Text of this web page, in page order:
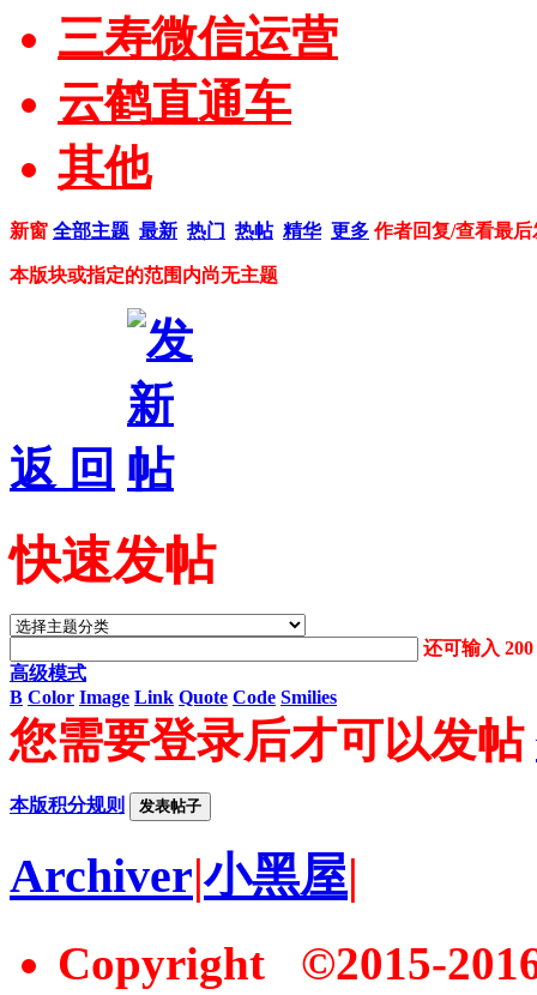
三寿微信运营
云鹤直通车
其他
新窗 全部主题 最新 热门 热帖 精华 更多 作者回复/查看最后
本版块或指定的范围内尚无主题
返 回
快速发帖
还可输入200
高级模式
B Color Image Link Quote Code Smilies
您需要登录后才可以发帖
本版积分规则 发表帖子
Archiver|小黑屋|
Copyright ©2015-